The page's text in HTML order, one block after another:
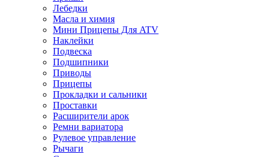
Лебедки
Масла и химия
Мини Прицепы Для ATV
Наклейки
Подвеска
Подшипники
Приводы
Прицепы
Прокладки и сальники
Проставки
Расширители арок
Ремни вариатора
Рулевое управление
Рычаги